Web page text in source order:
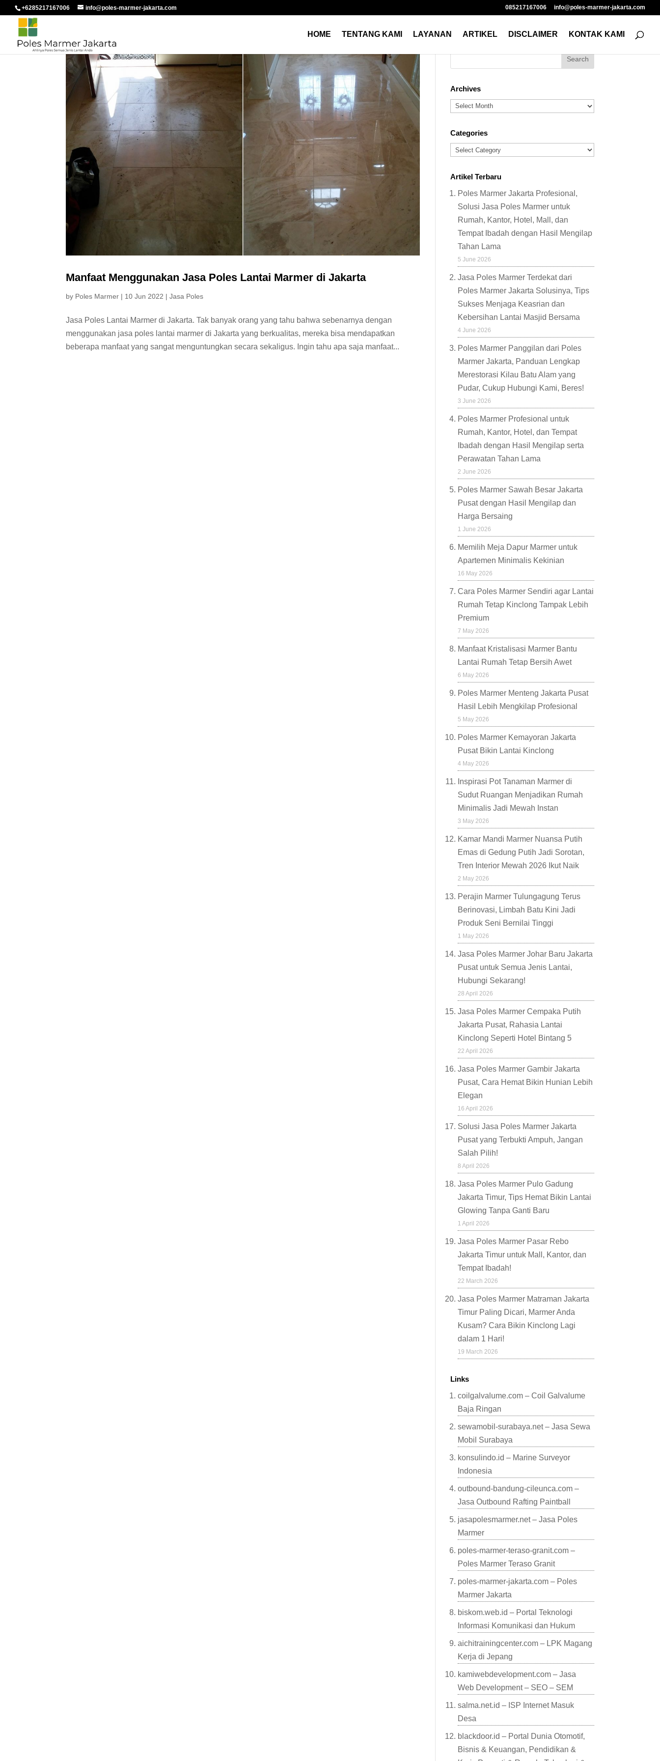
+6285217167006 info@poles-marmer-jakarta.com 085217167006 info@poles-marmer-jakarta.com
HOME TENTANG KAMI LAYANAN ARTIKEL DISCLAIMER KONTAK KAMI
Manfaat Menggunakan Jasa Poles Lantai Marmer di Jakarta
by Poles Marmer | 10 Jun 2022 |Jasa Poles
Jasa Poles Lantai Marmer di Jakarta. Tak banyak orang yang tahu bahwa sebenarnya dengan
menggunakan jasa poles lantai marmer di Jakarta yang berkualitas, mereka bisa mendapatkan
beberapa manfaat yang sangat menguntungkan secara sekaligus. Ingin tahu apa saja manfaat...
Archives
Archives
Categories
Categories
Artikel Terbaru
Poles Marmer Jakarta Profesional,
Solusi Jasa Poles Marmer untuk
Rumah, Kantor, Hotel, Mall, dan
Tempat Ibadah dengan Hasil Mengilap
Tahan Lama
5 June 2026
Jasa Poles Marmer Terdekat dari
Poles Marmer Jakarta Solusinya, Tips
Sukses Menjaga Keasrian dan
Kebersihan Lantai Masjid Bersama
4 June 2026
Poles Marmer Panggilan dari Poles
Marmer Jakarta, Panduan Lengkap
Merestorasi Kilau Batu Alam yang
Pudar, Cukup Hubungi Kami, Beres!
3 June 2026
Poles Marmer Profesional untuk
Rumah, Kantor, Hotel, dan Tempat
Ibadah dengan Hasil Mengilap serta
Perawatan Tahan Lama
2 June 2026
Poles Marmer Sawah Besar Jakarta
Pusat dengan Hasil Mengilap dan
Harga Bersaing
1 June 2026
Memilih Meja Dapur Marmer untuk
Apartemen Minimalis Kekinian
16 May 2026
Cara Poles Marmer Sendiri agar Lantai
Rumah Tetap Kinclong Tampak Lebih
Premium
7 May 2026
Manfaat Kristalisasi Marmer Bantu
Lantai Rumah Tetap Bersih Awet
6 May 2026
Poles Marmer Menteng Jakarta Pusat
Hasil Lebih Mengkilap Profesional
5 May 2026
Poles Marmer Kemayoran Jakarta
Pusat Bikin Lantai Kinclong
4 May 2026
Inspirasi Pot Tanaman Marmer di
Sudut Ruangan Menjadikan Rumah
Minimalis Jadi Mewah Instan
3 May 2026
Kamar Mandi Marmer Nuansa Putih
Emas di Gedung Putih Jadi Sorotan,
Tren Interior Mewah 2026 Ikut Naik
2 May 2026
Perajin Marmer Tulungagung Terus
Berinovasi, Limbah Batu Kini Jadi
Produk Seni Bernilai Tinggi
1 May 2026
Jasa Poles Marmer Johar Baru Jakarta
Pusat untuk Semua Jenis Lantai,
Hubungi Sekarang!
28 April 2026
Jasa Poles Marmer Cempaka Putih
Jakarta Pusat, Rahasia Lantai
Kinclong Seperti Hotel Bintang 5
22 April 2026
Jasa Poles Marmer Gambir Jakarta
Pusat, Cara Hemat Bikin Hunian Lebih
Elegan
16 April 2026
Solusi Jasa Poles Marmer Jakarta
Pusat yang Terbukti Ampuh, Jangan
Salah Pilih!
8 April 2026
Jasa Poles Marmer Pulo Gadung
Jakarta Timur, Tips Hemat Bikin Lantai
Glowing Tanpa Ganti Baru
1 April 2026
Jasa Poles Marmer Pasar Rebo
Jakarta Timur untuk Mall, Kantor, dan
Tempat Ibadah!
22 March 2026
Jasa Poles Marmer Matraman Jakarta
Timur Paling Dicari, Marmer Anda
Kusam? Cara Bikin Kinclong Lagi
dalam 1 Hari!
19 March 2026
Links
coilgalvalume.com – Coil Galvalume
Baja Ringan
sewamobil-surabaya.net – Jasa Sewa
Mobil Surabaya
konsulindo.id – Marine Surveyor
Indonesia
outbound-bandung-cileunca.com –
Jasa Outbound Rafting Paintball
jasapolesmarmer.net – Jasa Poles
Marmer
poles-marmer-teraso-granit.com –
Poles Marmer Teraso Granit
poles-marmer-jakarta.com – Poles
Marmer Jakarta
biskom.web.id – Portal Teknologi
Informasi Komunikasi dan Hukum
aichitrainingcenter.com – LPK Magang
Kerja di Jepang
kamiwebdevelopment.com – Jasa
Web Development – SEO – SEM
salma.net.id – ISP Internet Masuk
Desa
blackdoor.id – Portal Dunia Otomotif,
Bisnis & Keuangan, Pendidikan &